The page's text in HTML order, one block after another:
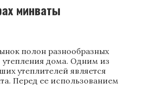
минваты
полон разнообразных
утепления дома. Одним из
утеплителей является
Перед ее использованием